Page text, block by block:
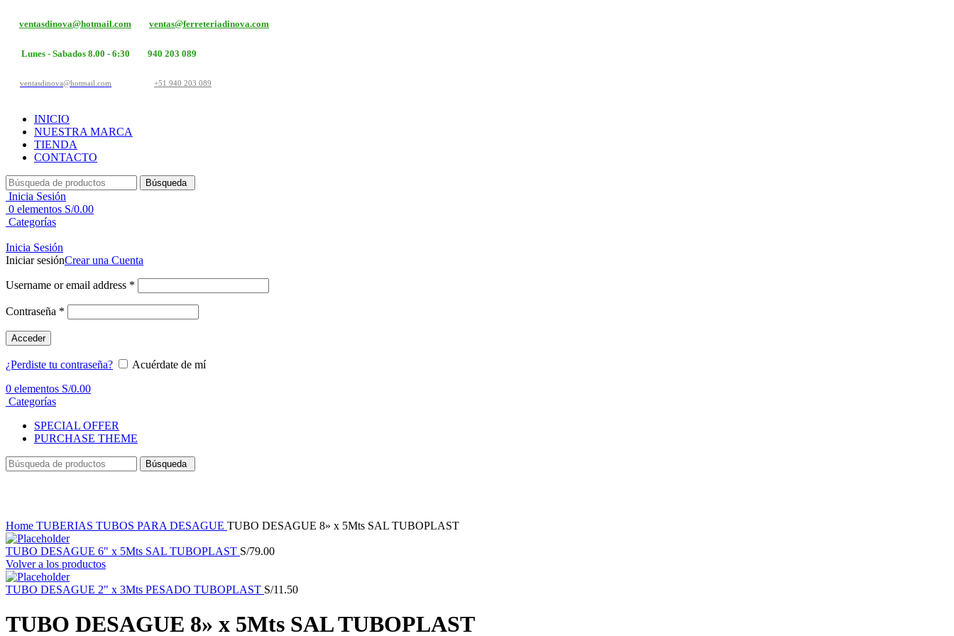
ventasdinova@hotmail.com ventas@ferreteriadinova.com
Lunes - Sabados 8.00 - 6:30 940 203 089
ventasdinova@hotmail.com +51 940 203 089
INICIO
NUESTRA MARCA
TIENDA
CONTACTO
Búsqueda
Inicia Sesión
0 elementos S/0.00
Categorías
Inicia Sesión
Iniciar sesiónCrear una Cuenta
Username or email address *
Contraseña *
Acceder
¿Perdiste tu contraseña?
Acuérdate de mí
0 elementos S/0.00
Categorías
SPECIAL OFFER
PURCHASE THEME
Búsqueda
Home TUBERIAS TUBOS PARA DESAGUE TUBO DESAGUE 8» x 5Mts SAL TUBOPLAST
TUBO DESAGUE 6" x 5Mts SAL TUBOPLAST S/79.00
Volver a los productos
TUBO DESAGUE 2" x 3Mts PESADO TUBOPLAST S/11.50
TUBO DESAGUE 8» x 5Mts SAL TUBOPLAST